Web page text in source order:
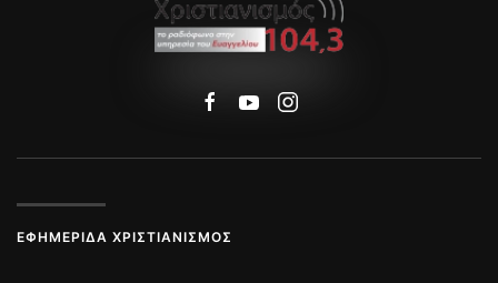
ΕΦΗΜΕΡΊΔΑ ΧΡΙΣΤΙΑΝΙΣΜΌΣ